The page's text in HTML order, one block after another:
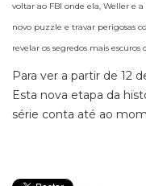
voltar ao FBI onde ela, Weller e
novo puzzle e travar perigosas
revelar os segredos mais escuros
Para ver a partir de 12
Esta nova etapa da
série conta até ao